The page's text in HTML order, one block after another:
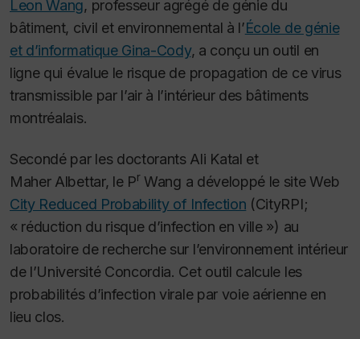
Leon Wang, professeur agrégé de génie du
bâtiment, civil et environnemental à l’École de génie
et d’informatique Gina-Cody, a conçu un outil en
ligne qui évalue le risque de propagation de ce virus
transmissible par l’air à l’intérieur des bâtiments
montréalais.
Secondé par les doctorants Ali Katal et
Maher Albettar, le PrWang a développé le site Web
City Reduced Probability of Infection (CityRPI;
« réduction du risque d’infection en ville ») au
laboratoire de recherche sur l’environnement intérieur
de l’Université Concordia. Cet outil calcule les
probabilités d’infection virale par voie aérienne en
lieu clos.